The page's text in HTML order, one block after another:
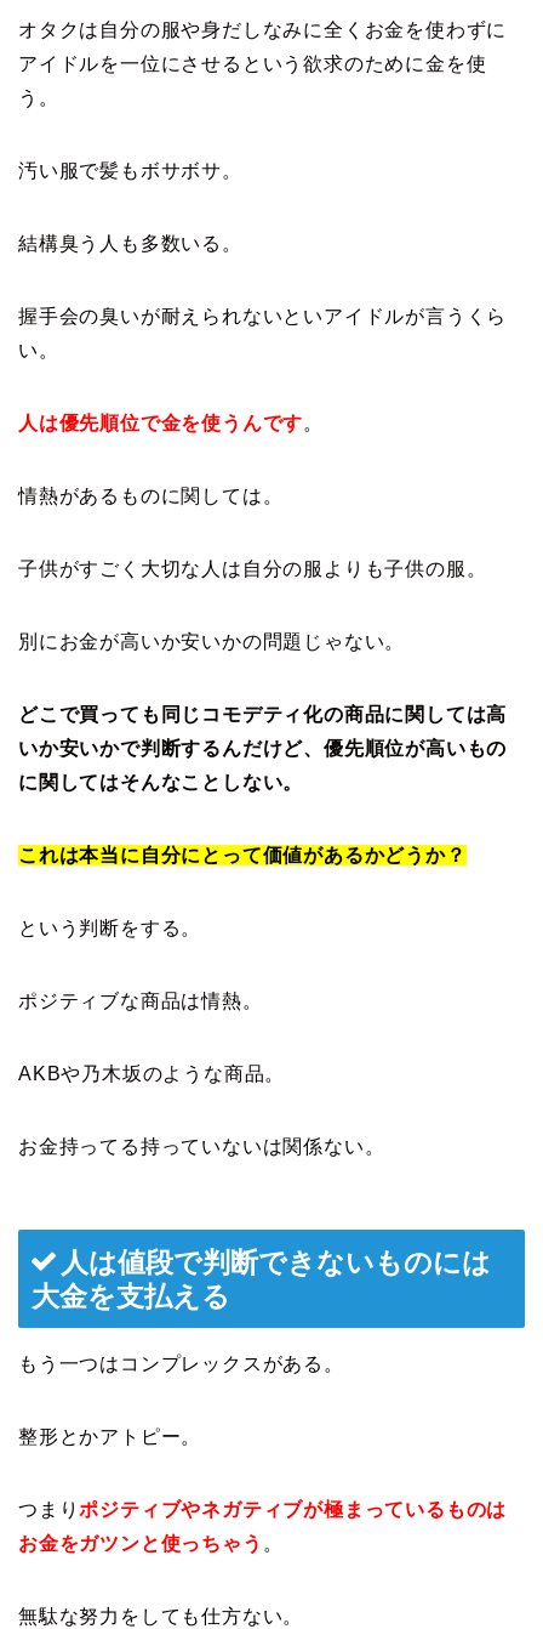
オタクは自分の服や身だしなみに全くお金を使わずに
アイドルを一位にさせるという欲求のために金を使
う。
汚い服で髪もボサボサ。
結構臭う人も多数いる。
握手会の臭いが耐えられないといアイドルが言うくら
い。
人は優先順位で金を使うんです。
情熱があるものに関しては。
子供がすごく大切な人は自分の服よりも子供の服。
別にお金が高いか安いかの問題じゃない。
どこで買っても同じコモデティ化の商品に関しては高
いか安いかで判断するんだけど、優先順位が高いもの
に関してはそんなことしない。
これは本当に自分にとって価値があるかどうか？
という判断をする。
ポジティブな商品は情熱。
AKBや乃木坂のような商品。
お金持ってる持っていないは関係ない。
人は値段で判断できないものには
大金を支払える
もう一つはコンプレックスがある。
整形とかアトピー。
つまりポジティブやネガティブが極まっているものは
お金をガツンと使っちゃう 。
無駄な努力をしても仕方ない。